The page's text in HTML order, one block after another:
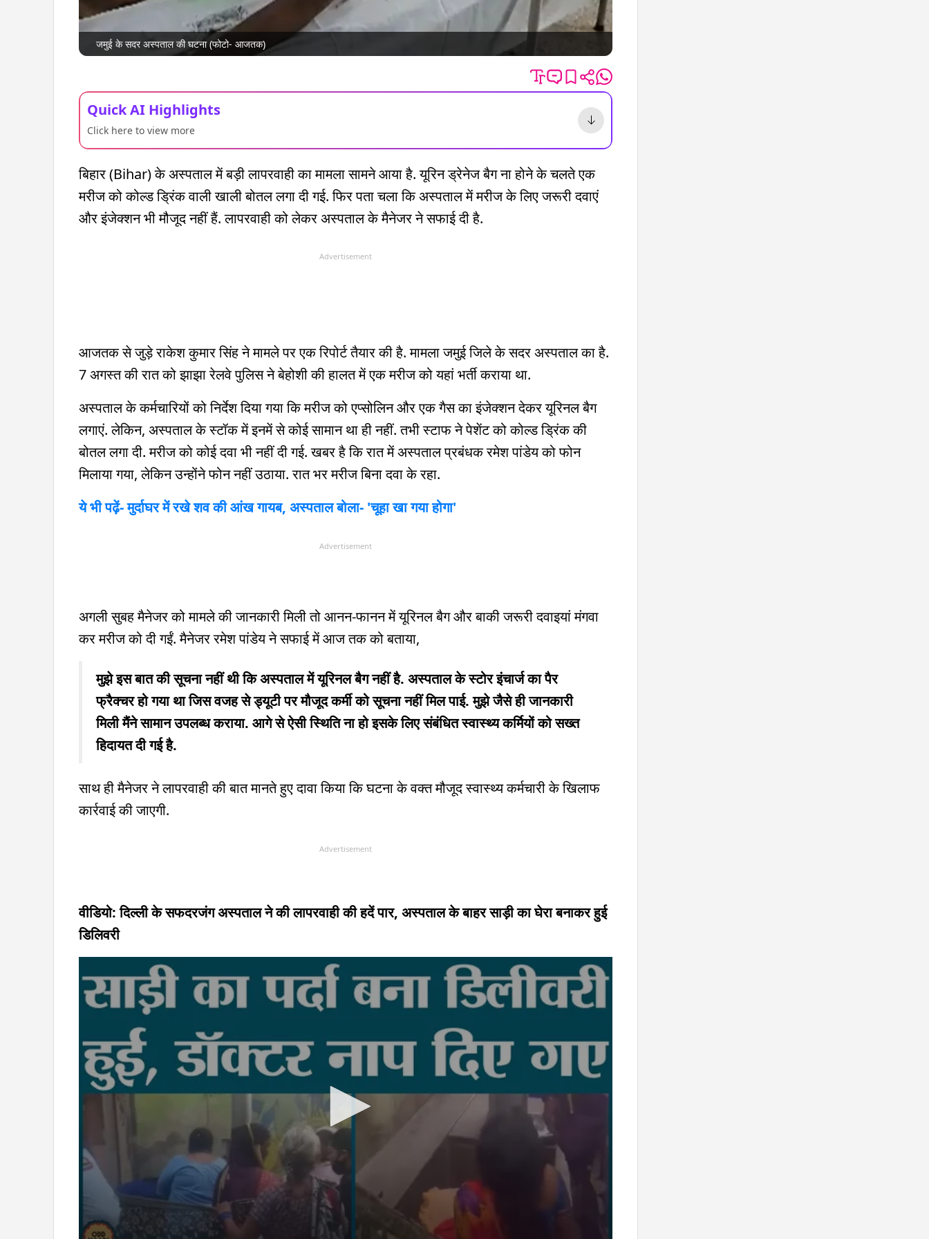
जमुई के सदर अस्पताल की घटना (फोटो- आजतक)
Quick AI Highlights
Click here to view more
बिहार (Bihar) के अस्पताल में बड़ी लापरवाही का मामला सामने आया है. यूरिन ड्रेनेज बैग ना होने के चलते एक
मरीज को कोल्ड ड्रिंक वाली खाली बोतल लगा दी गई. फिर पता चला कि अस्पताल में मरीज के लिए जरूरी दवाएं
और इंजेक्शन भी मौजूद नहीं हैं. लापरवाही को लेकर अस्पताल के मैनेजर ने सफाई दी है.
Advertisement
आजतक से जुड़े राकेश कुमार सिंह ने मामले पर एक रिपोर्ट तैयार की है. मामला जमुई जिले के सदर अस्पताल का है.
7 अगस्त की रात को झाझा रेलवे पुलिस ने बेहोशी की हालत में एक मरीज को यहां भर्ती कराया था.
अस्पताल के कर्मचारियों को निर्देश दिया गया कि मरीज को एप्सोलिन और एक गैस का इंजेक्शन देकर यूरिनल बैग
लगाएं. लेकिन, अस्पताल के स्टॉक में इनमें से कोई सामान था ही नहीं. तभी स्टाफ ने पेशेंट को कोल्ड ड्रिंक की
बोतल लगा दी. मरीज को कोई दवा भी नहीं दी गई. खबर है कि रात में अस्पताल प्रबंधक रमेश पांडेय को फोन
मिलाया गया, लेकिन उन्होंने फोन नहीं उठाया. रात भर मरीज बिना दवा के रहा.
ये भी पढ़ें- मुर्दाघर में रखे शव की आंख गायब, अस्पताल बोला- 'चूहा खा गया होगा'
Advertisement
अगली सुबह मैनेजर को मामले की जानकारी मिली तो आनन-फानन में यूरिनल बैग और बाकी जरूरी दवाइयां मंगवा
कर मरीज को दी गईं. मैनेजर रमेश पांडेय ने सफाई में आज तक को बताया,
मुझे इस बात की सूचना नहीं थी कि अस्पताल में यूरिनल बैग नहीं है. अस्पताल के स्टोर इंचार्ज का पैर
फ्रैक्चर हो गया था जिस वजह से ड्यूटी पर मौजूद कर्मी को सूचना नहीं मिल पाई. मुझे जैसे ही जानकारी
मिली मैंने सामान उपलब्ध कराया. आगे से ऐसी स्थिति ना हो इसके लिए संबंधित स्वास्थ्य कर्मियों को सख्त
हिदायत दी गई है.
साथ ही मैनेजर ने लापरवाही की बात मानते हुए दावा किया कि घटना के वक्त मौजूद स्वास्थ्य कर्मचारी के खिलाफ
कार्रवाई की जाएगी.
Advertisement
वीडियो: दिल्ली के सफदरजंग अस्पताल ने की लापरवाही की हदें पार, अस्पताल के बाहर साड़ी का घेरा बनाकर हुई
डिलिवरी